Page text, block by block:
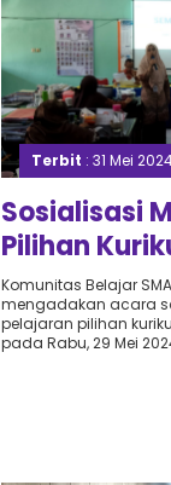
Terbit : 31 Mei
Sosialisasi
Pilihan
(Nasional)
Semarang
Komunitas Belajar
mengadakan acara
pelajaran pilihan
pada Rabu, 29 Mei